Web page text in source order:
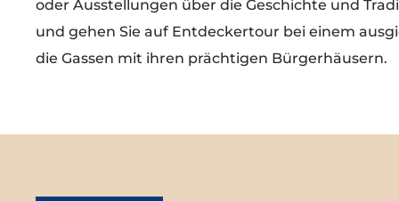
oder Ausstellungen über die Geschichte und
und gehen Sie auf Entdeckertour bei einem
die Gassen mit ihren prächtigen Bürgerhäusern.